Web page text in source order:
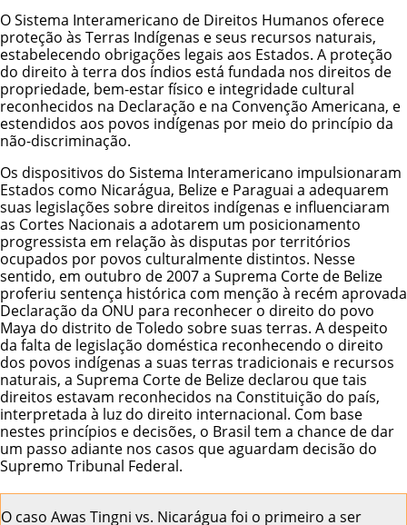
O Sistema Interamericano de Direitos Humanos oferece
proteção às Terras Indígenas e seus recursos naturais,
estabelecendo obrigações legais aos Estados. A proteção
do direito à terra dos índios está fundada nos direitos de
propriedade, bem-estar físico e integridade cultural
reconhecidos na Declaração e na Convenção Americana, e
estendidos aos povos indígenas por meio do princípio da
não-discriminação.
Os dispositivos do Sistema Interamericano impulsionaram
Estados como Nicarágua, Belize e Paraguai a adequarem
suas legislações sobre direitos indígenas e influenciaram
as Cortes Nacionais a adotarem um posicionamento
progressista em relação às disputas por territórios
ocupados por povos culturalmente distintos. Nesse
sentido, em outubro de 2007 a Suprema Corte de Belize
proferiu sentença histórica com menção à recém aprovada
Declaração da ONU para reconhecer o direito do povo
Maya do distrito de Toledo sobre suas terras. A despeito
da falta de legislação doméstica reconhecendo o direito
dos povos indígenas a suas terras tradicionais e recursos
naturais, a Suprema Corte de Belize declarou que tais
direitos estavam reconhecidos na Constituição do país,
interpretada à luz do direito internacional. Com base
nestes princípios e decisões, o Brasil tem a chance de dar
um passo adiante nos casos que aguardam decisão do
Supremo Tribunal Federal.
O caso Awas Tingni vs. Nicarágua foi o primeiro a ser